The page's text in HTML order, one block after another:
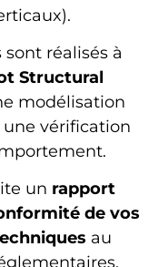
réalisés à
Structural
modélisation
vérification
un rapport
de vos
au